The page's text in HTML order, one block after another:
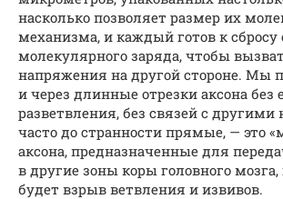
насколько позволяет размер их
механизма, и каждый готов к сбросу
молекулярного заряда, чтобы
напряжения на другой стороне. Мы
и через длинные отрезки аксона без
разветвления, без связей с другими
часто до странности прямые, — это
аксона, предназначенные для
в другие зоны коры головного мозга,
будет взрыв ветвления и извивов.